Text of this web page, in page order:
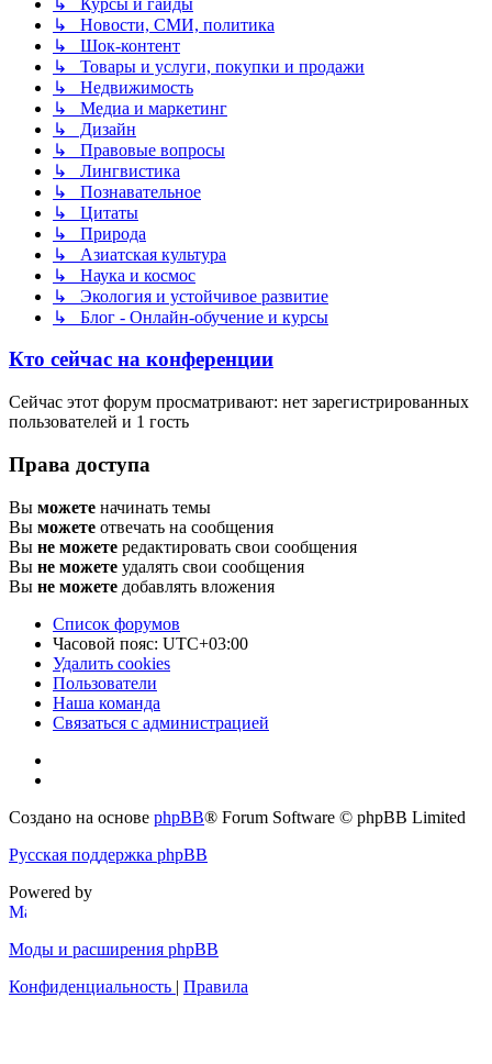
↳ Новости, СМИ, политика
↳ Шок-контент
↳ Товары и услуги, покупки и продажи
↳ Недвижимость
↳ Медиа и маркетинг
↳ Дизайн
↳ Правовые вопросы
↳ Лингвистика
↳ Познавательное
↳ Цитаты
↳ Природа
↳ Азиатская культура
↳ Наука и космос
↳ Экология и устойчивое развитие
↳ Блог - Онлайн-обучение и курсы
Кто сейчас на конференции
Сейчас этот форум просматривают: нет зарегистрированных
пользователей и 1 гость
Права доступа
Вы можете начинать темы
Вы можете отвечать на сообщения
Вы не можете редактировать свои сообщения
Вы не можете удалять свои сообщения
Вы не можете добавлять вложения
Список форумов
Часовой пояс: UTC+03:00
Удалить cookies
Пользователи
Наша команда
Связаться с администрацией
Создано на основе phpBB® Forum Software © phpBB Limited
Русская поддержка phpBB
Powered by
Моды и расширения phpBB
Конфиденциальность | Правила